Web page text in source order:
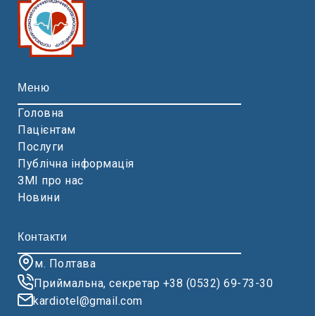
Меню
Головна
Пацієнтам
Послуги
Публічна інформація
ЗМІ про нас
Новини
Контакти
м. Полтава
Приймальна, секретар +38 (0532) 69-73-30
kardiotel@gmail.com